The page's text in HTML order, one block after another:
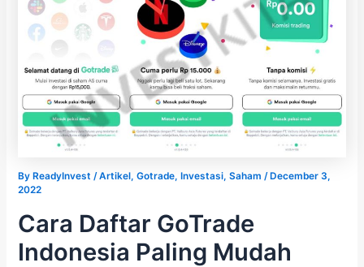
ByReadyInvest /Artikel,Gotrade,Investasi,Saham /December 3,
2022
Cara Daftar GoTrade
Indonesia Paling Mudah